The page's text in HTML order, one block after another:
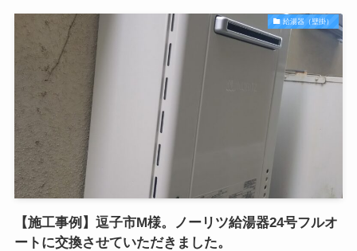
給湯器（壁掛）
【施工事例】逗子市M様。ノーリツ給湯器24号フルオ
ートに交換させていただきました。